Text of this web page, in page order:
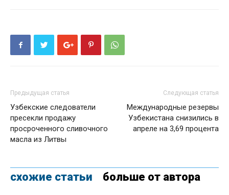
Предыдущая статья
Узбекские следователи
пресекли продажу
просроченного сливочного
масла из Литвы
Следующая статья
Международные резервы
Узбекистана снизились в
апреле на 3,69 процента
схожие статьи больше от автора